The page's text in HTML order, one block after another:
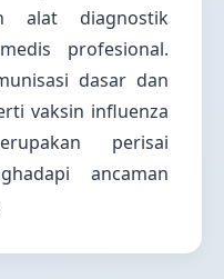
alat diagnostik
profesional.
dasar dan
vaksin influenza
perisai
ancaman